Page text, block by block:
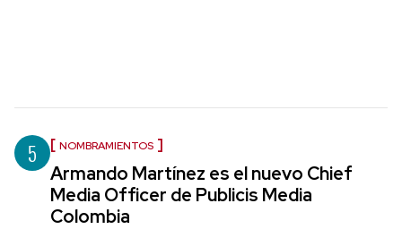
5 NOMBRAMIENTOS
Armando Martínez es el nuevo Chief
Media Officer de Publicis Media
Colombia